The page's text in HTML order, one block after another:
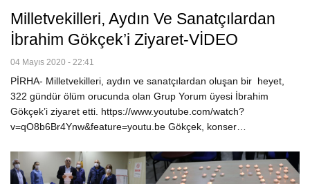
Milletvekilleri, Aydın Ve Sanatçılardan
İbrahim Gökçek’i Ziyaret-VİDEO
04 Mayıs 2020 - 22:41
PİRHA- Milletvekilleri, aydın ve sanatçılardan oluşan bir heyet,
322 gündür ölüm orucunda olan Grup Yorum üyesi İbrahim
Gökçek’i ziyaret etti. https://www.youtube.com/watch?
v=qO8b6Br4Ynw&feature=youtu.be Gökçek, konser…